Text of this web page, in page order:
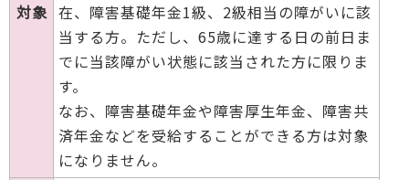
対象 在、障害基礎年金1級、2級相当の障がいに該
当する方。ただし、65歳に達する日の前日ま
でに当該障がい状態に該当された方に限りま
す。
なお、障害基礎年金や障害厚生年金、障害共
済年金などを受給することができる方は対象
になりません。